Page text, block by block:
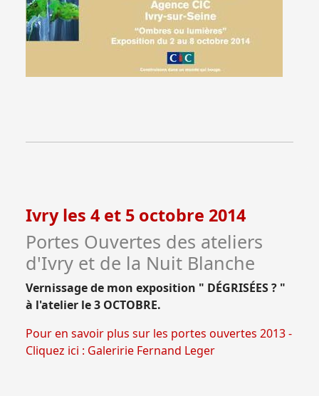
Ivry les 4 et 5 octobre 2014
Portes Ouvertes des ateliers
d'Ivry et de la Nuit Blanche
Vernissage de mon exposition " DÉGRISÉES ? "
à l'atelier le 3 OCTOBRE.
Pour en savoir plus sur les portes ouvertes 2013 -
Cliquez ici : Galeririe Fernand Leger